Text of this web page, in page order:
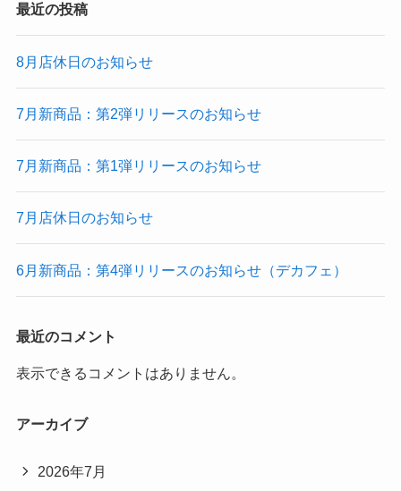
最近の投稿
8月店休日のお知らせ
7月新商品：第2弾リリースのお知らせ
7月新商品：第1弾リリースのお知らせ
7月店休日のお知らせ
6月新商品：第4弾リリースのお知らせ（デカフェ）
最近のコメント
表示できるコメントはありません。
アーカイブ
2026年7月